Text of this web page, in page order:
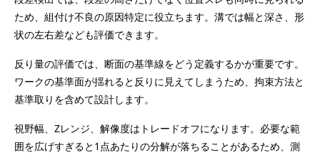
ため、組付け不良の原因特定に役立ちます。溝では幅と深さ、形
状の左右差なども評価できます。
反り量の評価では、断面の基準線をどう定義するかが重要です。
ワークの基準面が揺れると反りに見えてしまうため、拘束方法と
基準取りを含めて設計します。
視野幅、Zレンジ、解像度はトレードオフになります。必要な範
囲を広げすぎると1点あたりの分解が落ちることがあるため、測